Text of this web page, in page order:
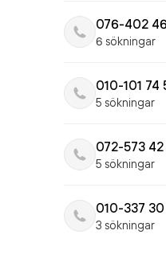
076-402
6 sökningar
010-101 74
5 sökningar
072-573 42
5 sökningar
010-337 30
3 sökningar